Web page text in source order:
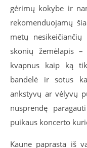
gėrimų kokybe ir
rekomenduojamų
metų
skonių žemėlapis
kvapnus kaip ką
bandelė ir sotus
ankstyvų ar vėlyvų
nusprendę
puikaus koncerto
Kaune paprasta iš